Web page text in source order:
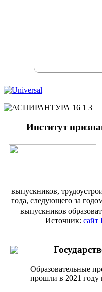
Институт
выпускников,
года, следующего за
выпускников
Источник: сайт
Образовательные
прошли в 2021 году